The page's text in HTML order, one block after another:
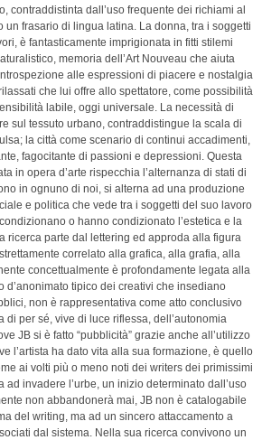
contraddistinta dall’uso frequente dei richiami al
un frasario di lingua latina. La donna, tra i soggetti
è fantasticamente imprigionata in fitti stilemi
memoria dell’Art Nouveau che aiuta
alle espressioni di piacere e nostalgia
che lui offre allo spettatore, come possibilità
labile, oggi universale. La necessità di
sul tessuto urbano, contraddistingue la scala di
la città come scenario di continui accadimenti,
fagocitante di passioni e depressioni. Questa
in opera d’arte rispecchia l’alternanza di stati di
in ognuno di noi, si alterna ad una produzione
e politica che vede tra i soggetti del suo lavoro
o hanno condizionato l’estetica e la
ricerca parte dal lettering ed approda alla figura
correlato alla grafica, alla grafia, alla
concettualmente è profondamente legata alla
d’anonimato tipico dei creativi che insediano
non è rappresentativa come atto conclusivo
di per sé, vive di luce riflessa, dell’autonomia
JB si è fatto “pubblicità” grazie anche all’utilizzo
l’artista ha dato vita alla sua formazione, è quello
ai volti più o meno noti dei writers dei primissimi
ad invadere l’urbe, un inizio determinato dall’uso
non abbandonerà mai, JB non è catalogabile
del writing, ma ad un sincero attaccamento a
dal sistema. Nella sua ricerca convivono un